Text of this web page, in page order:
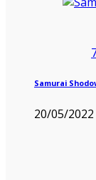
Samurai
20/05/2022